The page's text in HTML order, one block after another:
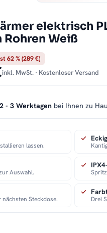
elektrisch
Weiß
62 % (289 €)
inkl. MwSt. · Kostenloser Versand
2 - 3 Werktagen bei Ihnen zu
lassen.
Auswahl.
nächsten Steckdose. Drei